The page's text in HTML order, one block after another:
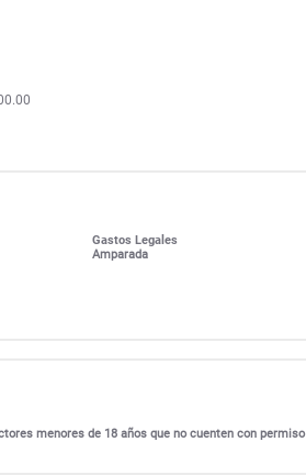
Gastos Legales
Amparada
menores de 18 años que no cuenten con permiso